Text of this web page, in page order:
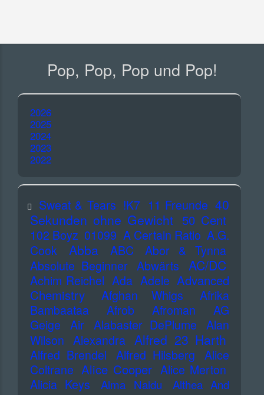
Pop, Pop, Pop und Pop!
2026
2025
2024
2023
2022
Sweat & Tears !K7 11 Freunde 40
Sekunden ohne Gewicht 50 Cent
102 Boyz 01099 A Certain Ratio A.G.
Cook
Abba ABC
Abor & Tynna
Absolute Beginner Abwärts AC/DC
Achim Reichel Ada Adele Advanced
Chemistry
Afghan Whigs
Afrika
Bambaataa
Afrob Afroman
AG
Geige
Air Alabaster DePlume
Alan
Wilson Alexandra Alfred 23 Harth
Alfred Brendel Alfred Hilsberg
Alice
Coltrane Alice Cooper Alice Merton
Alicia Keys
Alma Naidu
Althea And